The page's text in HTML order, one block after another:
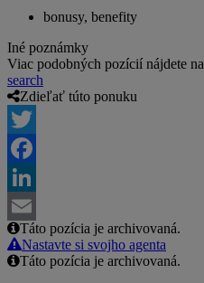
bonusy, benefity
Iné poznámky
Viac podobných pozícií nájdete na
search
Zdieľať túto ponuku
Twitter
Facebook
LinkedIn
Email
Táto pozícia je archivovaná.
Nastavte si svojho agenta
Táto pozícia je archivovaná.